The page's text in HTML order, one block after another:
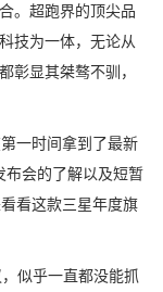
。超跑界的顶尖品
技为一体，无论从
彰显其桀骜不驯，
一时间拿到了最新
布会的了解以及短暂
看这款三星年度旗
似乎一直都没能抓